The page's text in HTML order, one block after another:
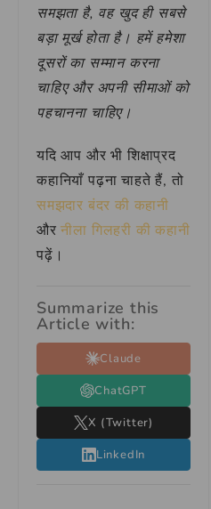
समझता है, वह खुद ही सबसे
बड़ा मूर्ख होता है। हमें हमेशा
दूसरों का सम्मान करना
चाहिए और अपनी सीमाओं को
पहचानना चाहिए।
यदि आप और भी शिक्षाप्रद
कहानियाँ पढ़ना चाहते हैं, तो
समझदार बंदर की कहानी
औरनीला गिलहरी की कहानी
पढ़ें।
Summarize this
Article with:
Claude
ChatGPT
X (Twitter)
LinkedIn